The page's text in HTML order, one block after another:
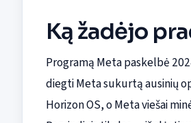
Ką žadėjo
Programą Meta paskelbė
diegti Meta sukurtą ausinių
Horizon OS, o Meta viešai